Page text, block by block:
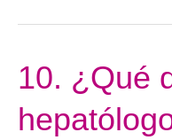
Dr.
Gonzalo
Crespo
10. ¿Qué
10.
¿Qué
debe